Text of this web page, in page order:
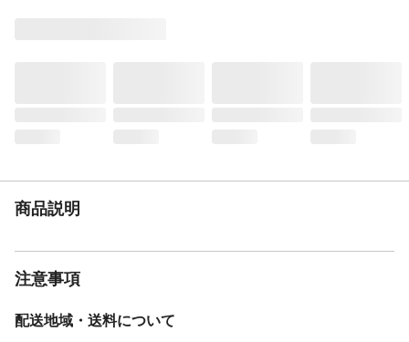
商品説明
注意事項
配送地域・送料について